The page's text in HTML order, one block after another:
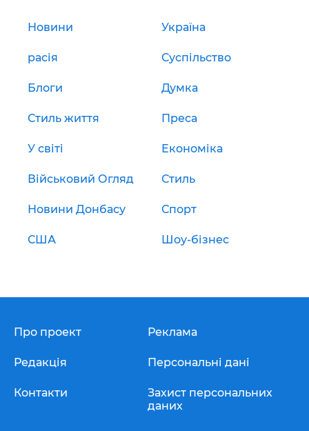
Новини Україна
расія Суспільство
Блоги Думка
Стиль життя Преса
У світі Економіка
Військовий Огляд Стиль
Новини Донбасу Спорт
США Шоу-бізнес
Про проект
Редакція
Контакти
Реклама
Персональні дані
Захист персональних
даних